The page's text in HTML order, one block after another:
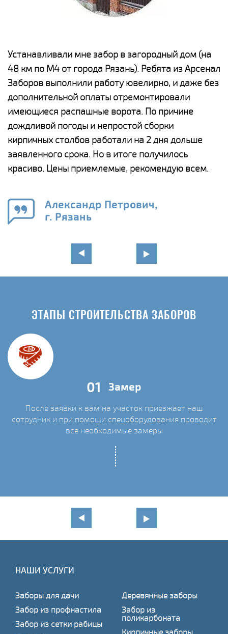
Устанавливали мне забор в загородный дом (на
48 км по М4 от города Рязань). Ребята из Арсенал
Заборов выполнили работу ювелирно, и даже без
дополнительной оплаты отремонтировали
имеющиеся распашные ворота. По причине
дождливой погоды и непростой сборки
кирпичных столбов работали на 2 дня дольше
заявленного срока. Но в итоге получилось
красиво. Цены приемлемые, рекомендую всем.
Александр Петрович,
г. Рязань
ЭТАПЫ СТРОИТЕЛЬСТВА ЗАБОРОВ
01 Замер
После заявки к вам на участок приезжает наш
сотрудник и при помощи спецоборудования проводит
все необходимые замеры
НАШИ УСЛУГИ
Заборы для дачи
Забор из профнастила
Забор из сетки рабицы
Деревянные заборы
Забор из
поликарбоната